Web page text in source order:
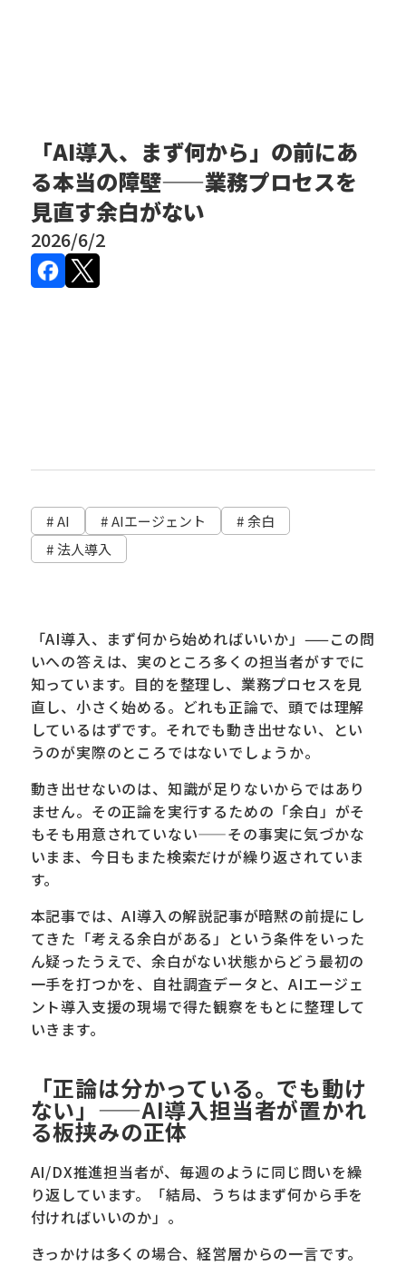
「AI導入、まず何から」の前にあ
る本当の障壁——業務プロセスを
見直す余白がない
2026/6/2
# AI # AIエージェント
# 余白
# 法人導入
「AI導入、まず何から始めればいいか」——この問
いへの答えは、実のところ多くの担当者がすでに
知っています。目的を整理し、業務プロセスを見
直し、小さく始める。どれも正論で、頭では理解
しているはずです。それでも動き出せない、とい
うのが実際のところではないでしょうか。
動き出せないのは、知識が足りないからではあり
ません。その正論を実行するための「余白」がそ
もそも用意されていない——その事実に気づかな
いまま、今日もまた検索だけが繰り返されていま
す。
本記事では、AI導入の解説記事が暗黙の前提にし
てきた「考える余白がある」という条件をいった
ん疑ったうえで、余白がない状態からどう最初の
一手を打つかを、自社調査データと、AIエージェ
ント導入支援の現場で得た観察をもとに整理して
いきます。
「正論は分かっている。でも動け
ない」——AI導入担当者が置かれ
る板挟みの正体
AI/DX推進担当者が、毎週のように同じ問いを繰
り返しています。「結局、うちはまず何から手を
付ければいいのか」。
きっかけは多くの場合、経営層からの一言です。